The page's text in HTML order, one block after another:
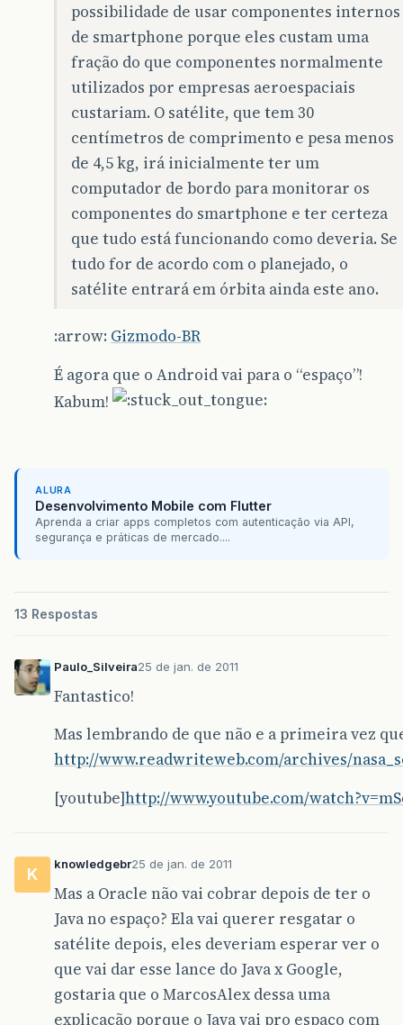
possibilidade de usar componentes internos
de smartphone porque eles custam uma
fração do que componentes normalmente
utilizados por empresas aeroespaciais
custariam. O satélite, que tem 30
centímetros de comprimento e pesa menos
de 4,5 kg, irá inicialmente ter um
computador de bordo para monitorar os
componentes do smartphone e ter certeza
que tudo está funcionando como deveria. Se
tudo for de acordo com o planejado, o
satélite entrará em órbita ainda este ano.
:arrow: Gizmodo-BR
É agora que o Android vai para o “espaço”!
Kabum!
ALURA
Desenvolvimento Mobile com Flutter
Aprenda a criar apps completos com autenticação via API,
segurança e práticas de mercado....
13 Respostas
Paulo_Silveira25 de jan. de 2011
Fantastico!
Mas lembrando de que não e a primeira vez
http://www.readwriteweb.com/archives/
[youtube]http://www.youtube.com/
K
knowledgebr25 de jan. de 2011
Mas a Oracle não vai cobrar depois de ter o
Java no espaço? Ela vai querer resgatar o
satélite depois, eles deveriam esperar ver o
que vai dar esse lance do Java x Google,
gostaria que o MarcosAlex dessa uma
explicação porque o Java vai pro espaço com